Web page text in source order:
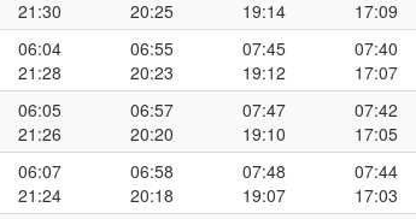
21:30
20:25
19:14
17:09
06:04
21:28
06:55
20:23
07:45
19:12
07:40
17:07
06:05
21:26
06:57
20:20
07:47
19:10
07:42
17:05
06:07
21:24
06:58
20:18
07:48
19:07
07:44
17:03